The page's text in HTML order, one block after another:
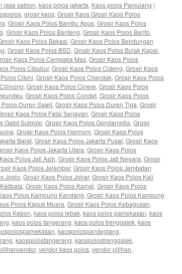
jasa sablon, kaos polos jakarta, Kaos polos Pamulang |
, grosir kaos, Grosir Kaos Grosir Kaos Polos
, Grosir Kaos Polos Bambu Apus, Grosir Kaos Polos
, Grosir Kaos Polos Banteng, Grosir Kaos Polos Barito,
Kaos Polos Bekasi, Grosir Kaos Polos Bendungan
, Grosir Kaos Polos BSD, Grosir Kaos Polos Bulak Kapal,
Kaos Polos Cempaka Mas, Grosir Kaos Polos
Polos Cibubur, Grosir Kaos Polos Cideng, Grosir Kaos
Cikini, Grosir Kaos Polos Cilandak, Grosir Kaos Polos
, Grosir Kaos Polos Cinere, Grosir Kaos Polos
, Grosir Kaos Polos Condet, Grosir Kaos Polos
Duren Sawit, Grosir Kaos Polos Duren Tiga, Grosir
Kaos Polos Fatal Senayan, Grosir Kaos Polos
Gatot Subroto, Grosir Kaos Polos Gondangdia, Grosir
, Grosir Kaos Polos Harmoni, Grosir Kaos Polos
Barat, Grosir Kaos Polos Jakarta Pusat, Grosir Kaos
Kaos Polos Jakarta Utara, Grosir Kaos Polos
Polos Jati Asih, Grosir Kaos Polos Jati Negara, Grosir
Kaos Polos Jelambar, Grosir Kaos Polos Jembatan
Joglo, Grosir Kaos Polos Johar, Grosir Kaos Polos Kali
, Grosir Kaos Polos Kamal, Grosir Kaos Polos
Polos Kampung Kandang, Grosir Kaos Polos Kampung
Polos Kapuk Muara, Grosir Kaos Polos Kebagusan,
Kebon, kaos polos lebak, kaos polos pamekasan, kaos
, kaos polos tangerang, kaos polos trenggalek, kaos
, kaospolospandeglang,
, kaospolostangerang, kaospolostrenggalek,
, vendor kaos polos, vendor pilihan,